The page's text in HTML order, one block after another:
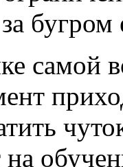
бугром
самой
на